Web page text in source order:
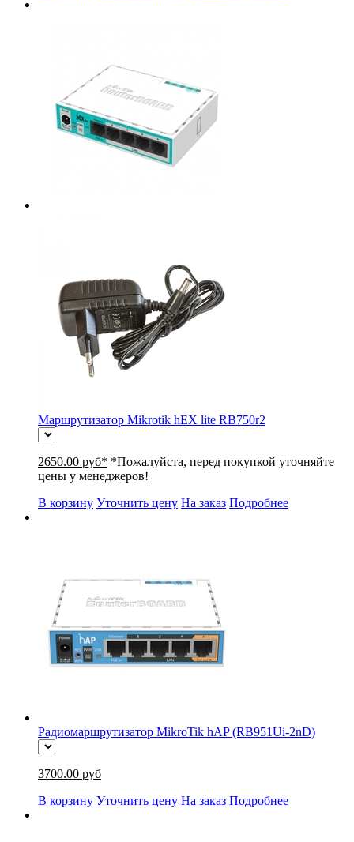
Маршрутизатор Mikrotik hEX lite RB750r2
2650.00 руб* *Пожалуйста, перед покупкой уточняйте
цены у менеджеров!
В корзину Уточнить цену На заказ Подробнее
Радиомаршрутизатор MikroTik hAP (RB951Ui-2nD)
3700.00 руб
В корзину Уточнить цену На заказ Подробнее